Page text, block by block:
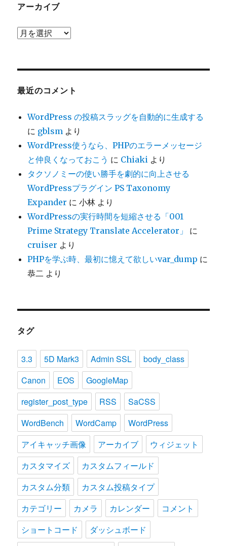
ー
アーカイブ
ア
ブ
最近のコメント
WordPress の投稿スラッグを自動的に生成する
に gblsm より
WordPress使うなら、PHPのエラーメッセージ
と仲良くなっておこう に Chiaki より
タクソノミーの使い勝手を劇的に向上させる
WordPressプラグイン PS Taxonomy
Expander に小林 より
WordPressの実行時間を短縮させる「001
Prime Strategy Translate Accelerator」
に
cruiser より
PHPを学ぶ時、最初に憶えて欲しいvar_dump に
恭二 より
タグ
3.3 5D Mark3 Admin SSL
body_class
Canon
EOS
GoogleMap
register_post_type
RSS
SaCSS
WordBench
WordCamp
WordPress
アイキャッチ画像
アーカイブ
ウィジェット
カスタマイズ
カスタムフィールド
カスタム分類
カスタム投稿タイプ
カテゴリー
カメラ カレンダー
コメント
ショートコード
ダッシュボード